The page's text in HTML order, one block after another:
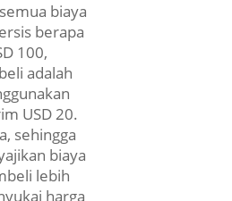
biaya
berapa
100,
adalah
USD 20.
sehingga
biaya
lebih
harga